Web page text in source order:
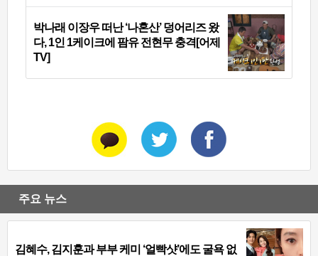
박나래 이장우 떠난 ‘나혼산’ 덩어리즈 왔
다, 1인 1케이크에 팜유 전현무 충격[어제
TV]
주요 뉴스
김혜수, 김지훈과 부부 케미 ‘얼빡샷’에도 굴욕 없